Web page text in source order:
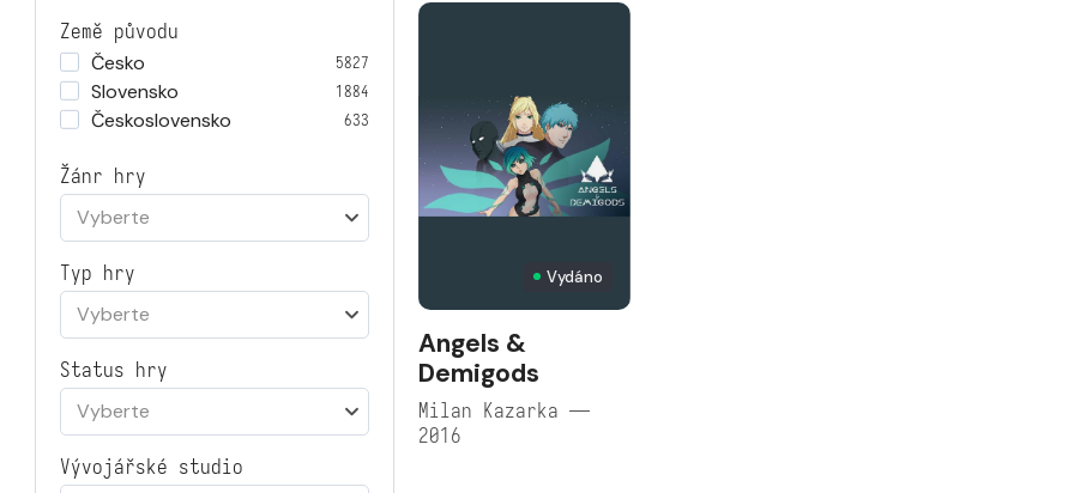
Země původu
Česko
5827
Slovensko 1884
Československo 633
Žánr hry
Vyberte
Typ hry
Vyberte
Status hry
Vyberte
Vývojářské studio
Vydáno
Angels &
Demigods
Milan Kazarka —
2016